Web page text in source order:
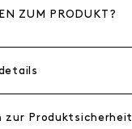
ZUM PRODUKT?
zur Produktsicherheit